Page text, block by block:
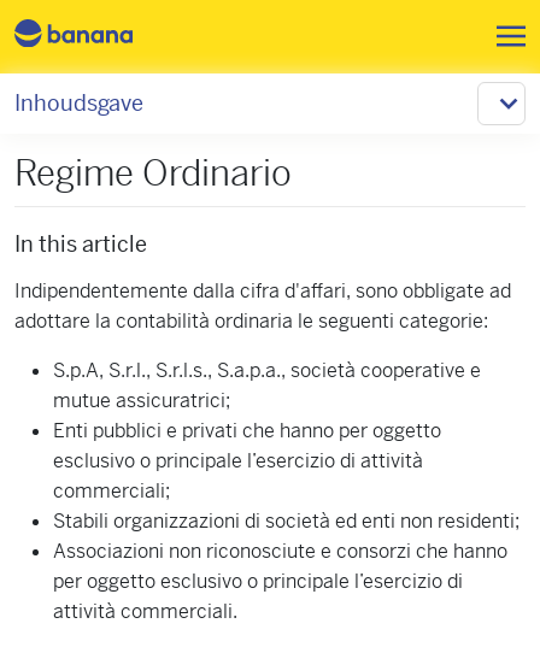
Regime Ordinario
In this article
Indipendentemente dalla cifra d'affari, sono obbligate ad
adottare la contabilità ordinaria le seguenti categorie:
S.p.A, S.r.l., S.r.l.s., S.a.p.a., società cooperative e
mutue assicuratrici;
Enti pubblici e privati che hanno per oggetto
esclusivo o principale l’esercizio di attività
commerciali;
Stabili organizzazioni di società ed enti non residenti;
Associazioni non riconosciute e consorzi che hanno
per oggetto esclusivo o principale l’esercizio di
attività commerciali.
Inhoudsgave